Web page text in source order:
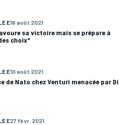
E16 août 2021
sa victoire mais se prépare à
choix"
E10 août 2021
de Nato chez Venturi menacée par Di
E27 févr. 2021